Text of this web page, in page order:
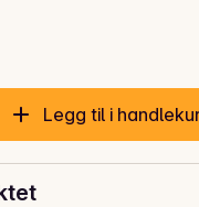
er: 59,90 kr
kr /kg
Legg til i